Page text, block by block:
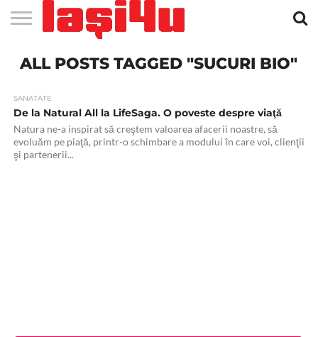
STIRI
APARTAMENTE
NOI IASI
STIRI
IASI
JOBS
IN
FILME
LA
CLUBURI /
DISCOTECI
BARURI /
CAFENELE
SALI DE
FORTA
SALOANE DE
INFRUMUSETARE
AGENTII
DE
RESTAURANTE
IN IASI
PIZZA
IN
PISCINA
IN IASI
FLORARII
RADIO
LIVE
SPALATORII
AUTO
TRACTARI
AUTO
TAXI
IN
CINEMA
TEATRU
HOTELURI
/
TEREN
SPORTIV
TEREN
TENIS
FARMACII
NON
COFFEE-
TO-GO
FIRME DE
PUBLICITATE
RENT
A
ALL POSTS TAGGED "SUCURI BIO"
SANATATE
De la Natural All la LifeSaga. O poveste despre viaţă
Natura ne-a inspirat să creştem valoarea afacerii noastre, să
evoluăm pe piaţă, printr-o schimbare a modului în care voi, clienţii
şi partenerii...